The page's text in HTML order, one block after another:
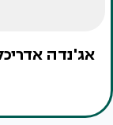
אג'נדה